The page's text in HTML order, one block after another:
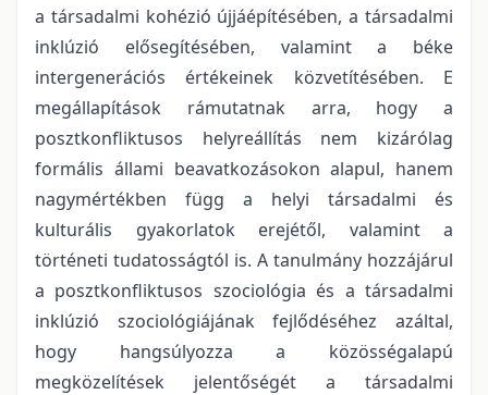
a társadalmi kohézió újjáépítésében, a társadalmi
inklúzió elősegítésében, valamint a béke
intergenerációs értékeinek közvetítésében. E
megállapítások rámutatnak arra, hogy a
posztkonfliktusos helyreállítás nem kizárólag
formális állami beavatkozásokon alapul, hanem
nagymértékben függ a helyi társadalmi és
kulturális gyakorlatok erejétől, valamint a
történeti tudatosságtól is. A tanulmány hozzájárul
a posztkonfliktusos szociológia és a társadalmi
inklúzió szociológiájának fejlődéséhez azáltal,
hogy hangsúlyozza a közösségalapú
megközelítések jelentőségét a társadalmi